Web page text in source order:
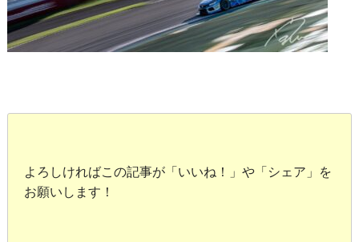
よろしければこの記事が「いいね！」や「シェア」を
お願いします！